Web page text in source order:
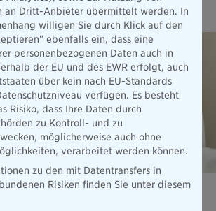
ExistenzBudget
an Dritt-Anbieter übermittelt werden. In
willigen Sie durch Klick auf den
ebenfalls ein, dass eine
personenbezogenen Daten auch in
der EU und des EWR erfolgt, auch
über kein nach EU-Standards
verfügen. Es besteht
Risiko, dass Ihre Daten durch
zu Kontroll- und zu
möglicherweise auch ohne
verarbeitet werden können.
zu den mit Datentransfers in
Risiken finden Sie unter diesem